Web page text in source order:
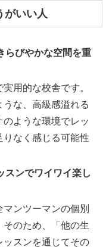
がいい人
らびやかな空間を重
用的な校舎です。
な、高級感溢れる
ような環境でレッ
りなく感じる可能性
スンでワイワイ楽し
ンツーマンの個別
のため、「他の生
ッスンを通じてその